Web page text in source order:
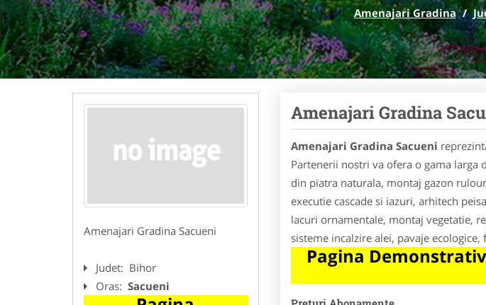
Amenajari Gradina /
Amenajari Gradina Sacueni
Judet: Bihor
Oras: Sacueni
Amenajari Gradina
Amenajari Gradina Sacueni
Partenerii nostri va ofera o gama larga
din piatra naturala, montaj gazon
executie cascade si iazuri, arhitech
lacuri ornamentale, montaj vegetatie,
sisteme incalzire alei, pavaje ecologice,
Pagina